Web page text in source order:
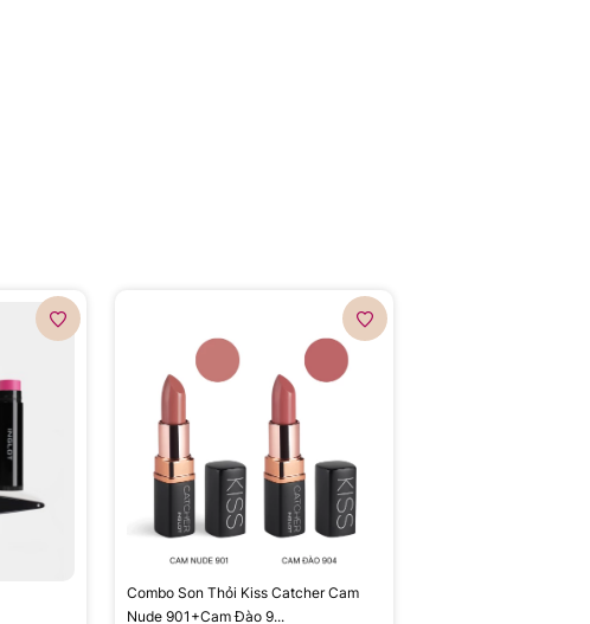
Combo Son Thỏi Kiss Catcher Cam
Nude 901+Cam Đào 9...